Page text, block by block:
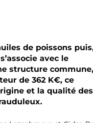
de poissons
avec le
structure
de 362 K€, ce
et la qualité des